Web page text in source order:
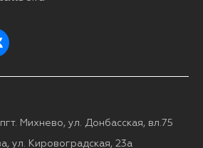
Михнево, ул. Донбасская, вл.75
ул. Кировоградская, 23а